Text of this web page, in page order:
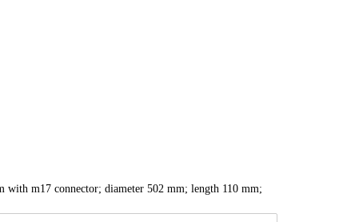
with m17 connector; diameter 502 mm; length 110 mm;